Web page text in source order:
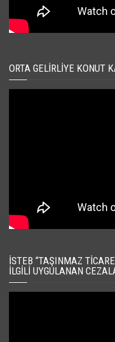
ORTA GELIRLIYE KONUT
İSTEB “TAŞINMAZ
İLGILI UYGULANAN